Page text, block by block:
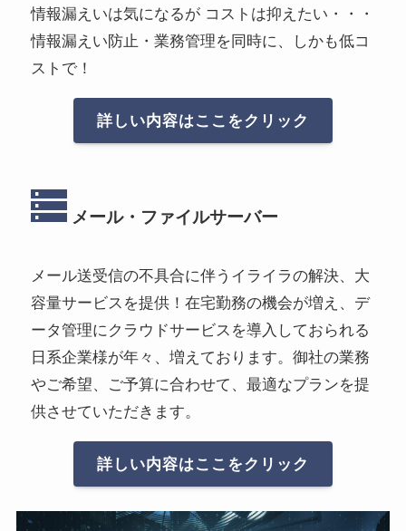
情報漏えいは気になるが コストは抑えたい・・・
情報漏えい防止・業務管理を同時に、しかも低コ
ストで！
詳しい内容はここをクリック
メール・ファイルサーバー
メール送受信の不具合に伴うイライラの解決、大
容量サービスを提供！在宅勤務の機会が増え、デ
ータ管理にクラウドサービスを導入しておられる
日系企業様が年々、増えております。御社の業務
やご希望、ご予算に合わせて、最適なプランを提
供させていただきます。
詳しい内容はここをクリック